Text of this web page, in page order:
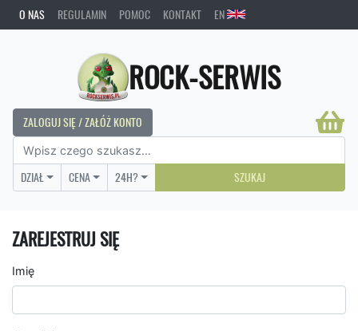
O NAS REGULAMIN POMOC KONTAKT EN
ROCK-SERWIS
ZALOGUJ SIĘ / ZAŁÓŻ KONTO
DZIAŁ CENA 24H? SZUKAJ
ZAREJESTRUJ SIĘ
Imię